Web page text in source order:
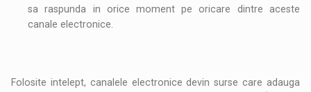
sa raspunda in orice moment pe oricare dintre aceste
canale electronice.
Folosite intelept, canalele electronice devin surse care adauga